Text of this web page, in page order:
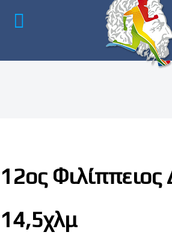
12ος
14,5χλμ